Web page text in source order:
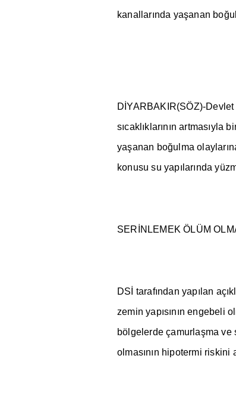
kanallarında yaşanan boğ
D İYARBAKIR(SÖZ)-Devlet
sıcakl ıklarının artmasıyla
yaşanan boğulma olayları
konusu su yapı larında
SER NLEMEK ÖLÜM
DS tarafından yapı lan açı
zemin yapısının engebeli
bölgelerde çamurlaşma ve
olmasının hipotermi riskini